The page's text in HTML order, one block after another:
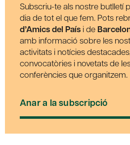
Subscriu-te als nostre butlletí
dia de tot el que fem. Pots
d’Amics del País i de
amb informació sobre les
activitats i notícies
convocatòries i novetats de
conferències que organitzem.
Anar a la subscripció